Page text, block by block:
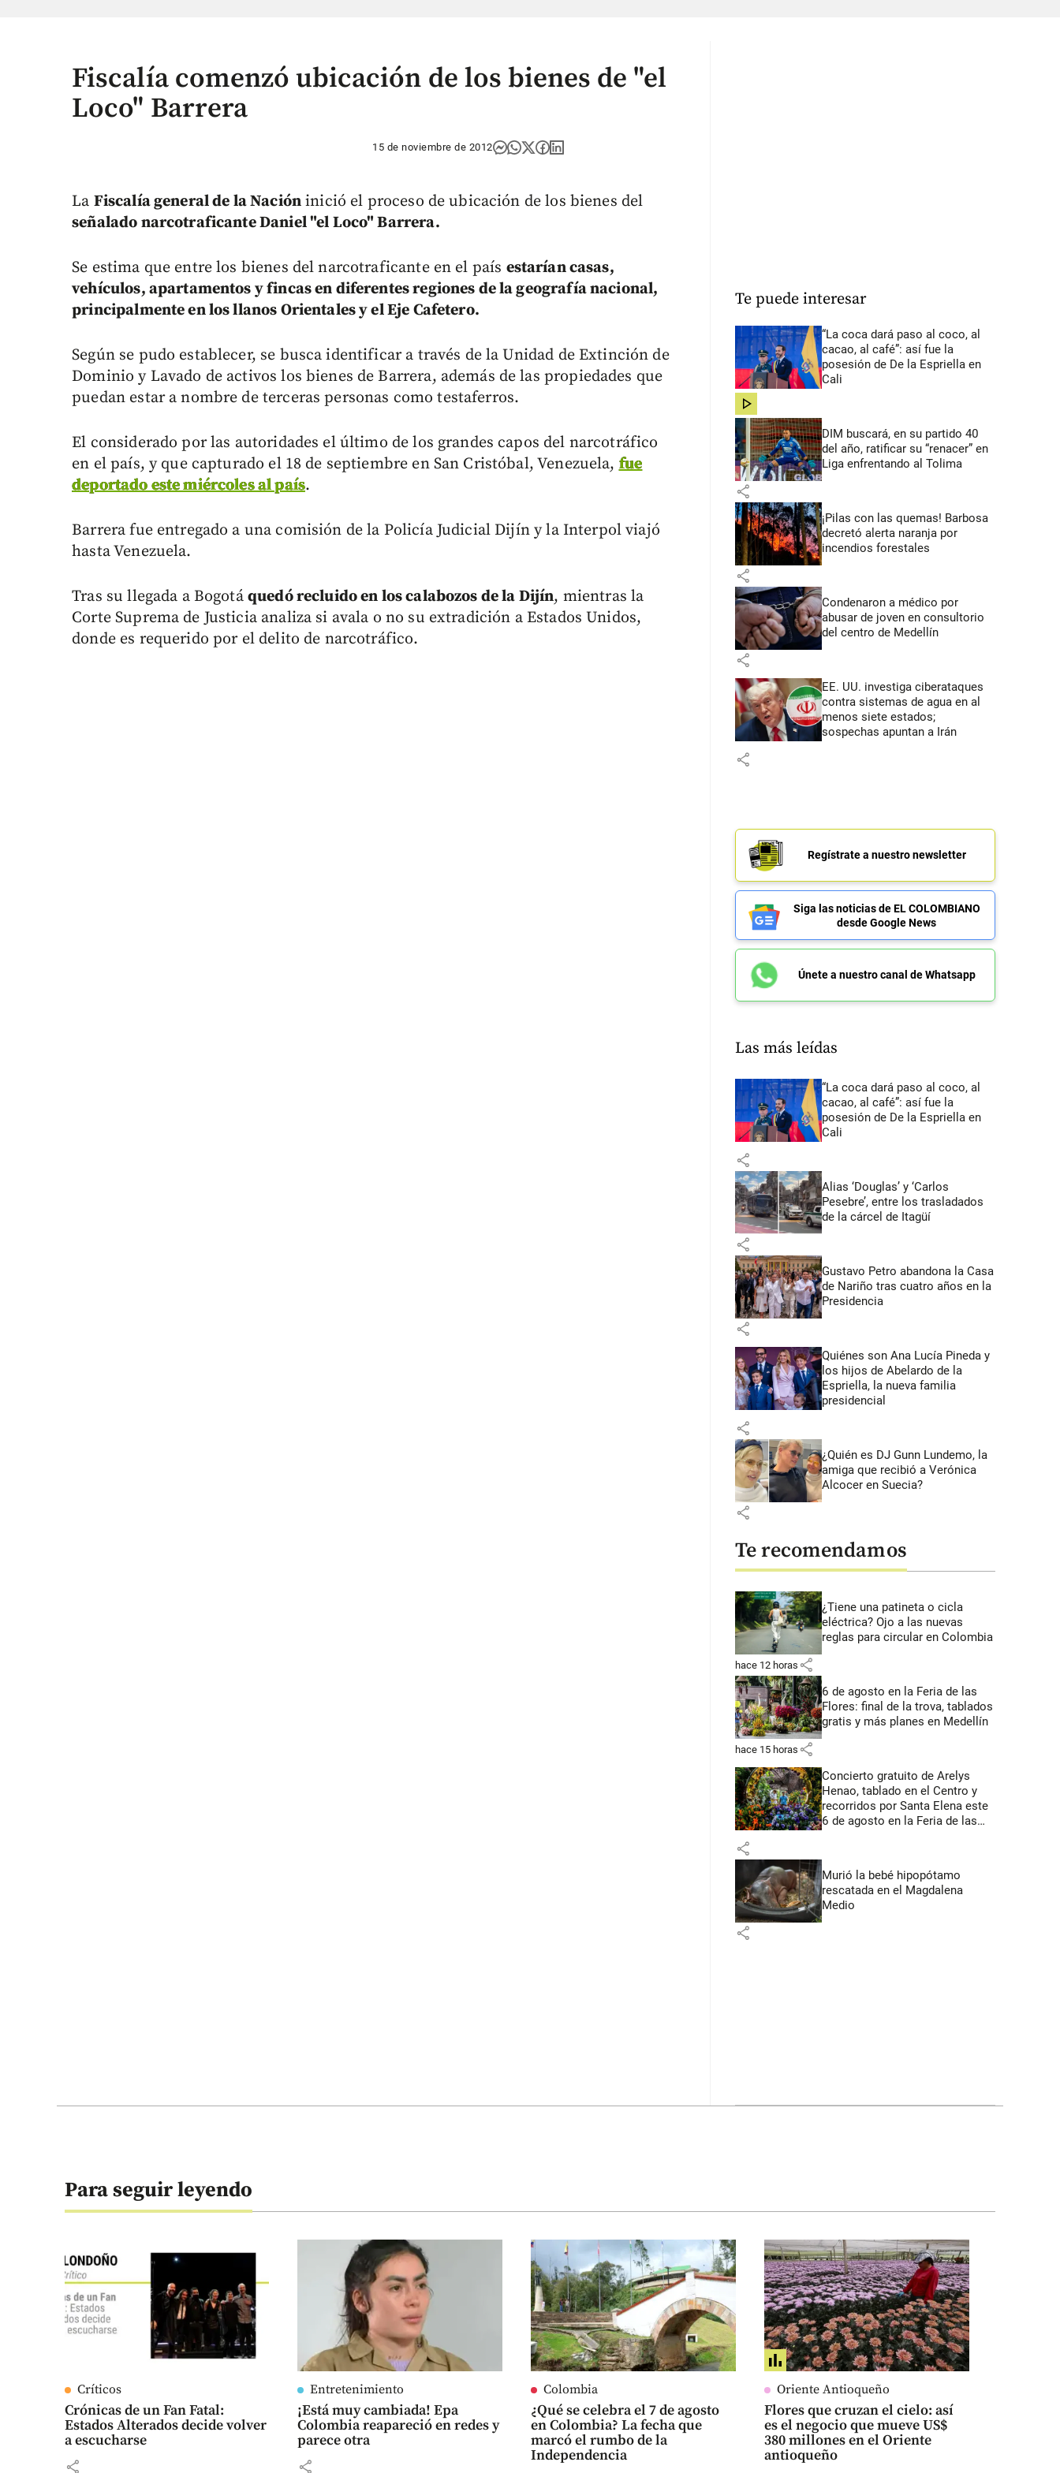
Fiscalía comenzó ubicación de los bienes de "el
Loco" Barrera
15 de noviembre de 2012
La Fiscalía general de la Nación inició el proceso de ubicación de los bienes del
señalado narcotraficante Daniel "el Loco" Barrera.
Se estima que entre los bienes del narcotraficante en el país estarían casas,
vehículos, apartamentos y fincas en diferentes regiones de la geografía nacional,
principalmente en los llanos Orientales y el Eje Cafetero.
Según se pudo establecer, se busca identificar a través de la Unidad de Extinción de
Dominio y Lavado de activos los bienes de Barrera, además de las propiedades que
puedan estar a nombre de terceras personas como testaferros.
El considerado por las autoridades el último de los grandes capos del narcotráfico
en el país, y que capturado el 18 de septiembre en San Cristóbal, Venezuela,fue
deportado este miércoles al país.
Barrera fue entregado a una comisión de la Policía Judicial Dijín y la Interpol viajó
hasta Venezuela.
Tras su llegada a Bogotá quedó recluido en los calabozos de la Dijín, mientras la
Corte Suprema de Justicia analiza si avala o no su extradición a Estados Unidos,
donde es requerido por el delito de narcotráfico.
Te puede interesar
“La coca dará paso al coco, al
cacao, al café”: así fue la
posesión de De la Espriella en
Cali
share
DIM buscará, en su partido 40
del año, ratificar su “renacer” en
Liga enfrentando al Tolima
share
¡Pilas con las quemas! Barbosa
decretó alerta naranja por
incendios forestales
share
Condenaron a médico por
abusar de joven en consultorio
del centro de Medellín
share
EE. UU. investiga ciberataques
contra sistemas de agua en al
menos siete estados;
sospechas apuntan a Irán
share
Regístrate a nuestro newsletter
Siga las noticias de EL COLOMBIANO
desde Google News
Únete a nuestro canal de Whatsapp
Las más leídas
“La coca dará paso al coco, al
cacao, al café”: así fue la
posesión de De la Espriella en
Cali
share
Alias ‘Douglas’ y ‘Carlos
Pesebre’, entre los trasladados
de la cárcel de Itagüí
share
Gustavo Petro abandona la Casa
de Nariño tras cuatro años en la
Presidencia
share
Quiénes son Ana Lucía Pineda y
los hijos de Abelardo de la
Espriella, la nueva familia
presidencial
share
¿Quién es DJ Gunn Lundemo, la
amiga que recibió a Verónica
Alcocer en Suecia?
share
Te recomendamos
¿Tiene una patineta o cicla
eléctrica? Ojo a las nuevas
reglas para circular en Colombia
hace 12 horas share
6 de agosto en la Feria de las
Flores: final de la trova, tablados
gratis y más planes en Medellín
hace 15 horas share
Concierto gratuito de Arelys
Henao, tablado en el Centro y
recorridos por Santa Elena este
6 de agosto en la Feria de las
share
Murió la bebé hipopótamo
rescatada en el Magdalena
Medio
share
Para seguir leyendo
Críticos
Crónicas de un Fan Fatal:
Estados Alterados decide volver
a escucharse
share
Entretenimiento
¡Está muy cambiada! Epa
Colombia reapareció en redes y
parece otra
share
Colombia
¿Qué se celebra el 7 de agosto
en Colombia? La fecha que
marcó el rumbo de la
Independencia
Oriente Antioqueño
Flores que cruzan el cielo: así
es el negocio que mueve US$
380 millones en el Oriente
antioqueño